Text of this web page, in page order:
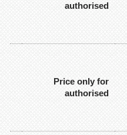
authorised
Price only for
authorised